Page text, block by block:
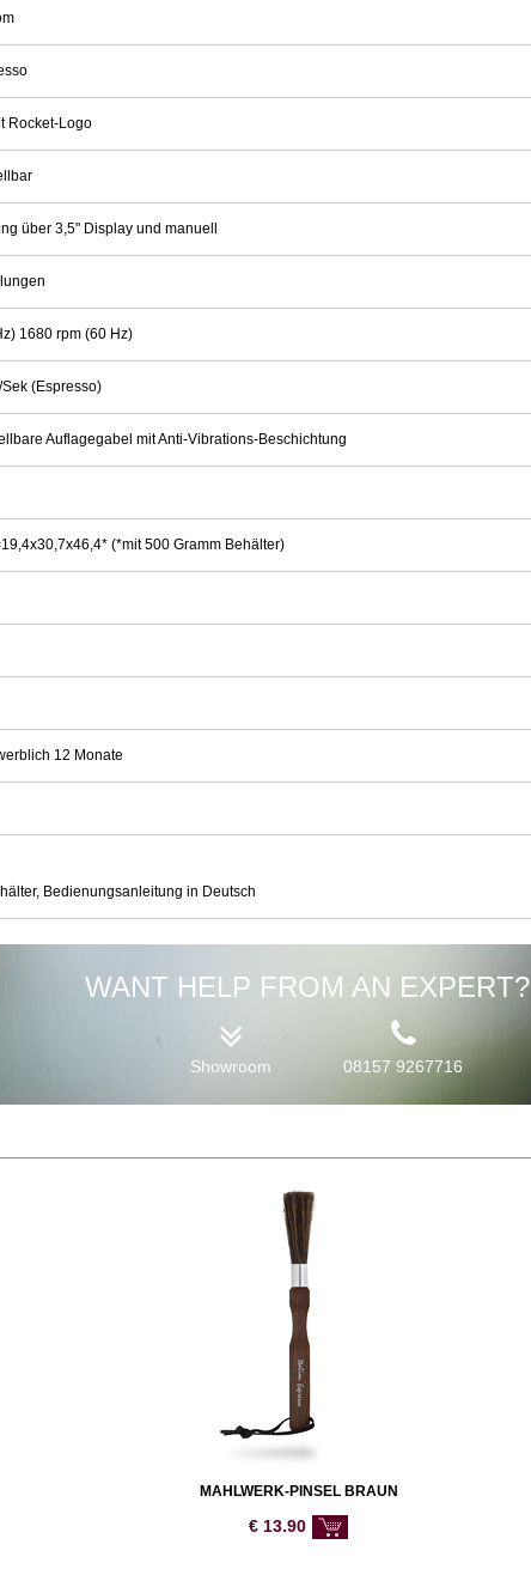
Rocket-Logo
über 3,5" Display und manuell
1680 rpm (60 Hz)
(Espresso)
Auflagegabel mit Anti-Vibrations-Beschichtung
(*mit 500 Gramm Behälter)
12 Monate
Bedienungsanleitung in Deutsch
WANT HELP FROM AN EXPERT?
Showroom 08157 9267716
MAHLWERK-PINSEL BRAUN
€ 13.90